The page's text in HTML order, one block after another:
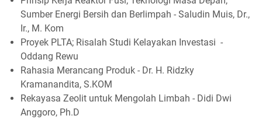
Sumber Energi Bersih dan Berlimpah - Saludin Muis, Dr.,
Ir., M. Kom
Proyek PLTA; Risalah Studi Kelayakan Investasi -
Oddang Rewu
Rahasia Merancang Produk - Dr. H. Ridzky
Kramanandita, S.KOM
Rekayasa Zeolit untuk Mengolah Limbah - Didi Dwi
Anggoro, Ph.D